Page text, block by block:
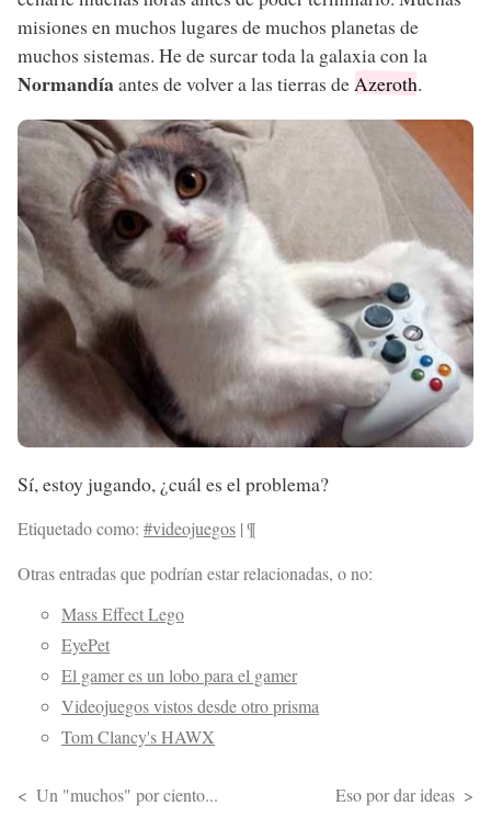
misiones en muchos lugares de muchos planetas de
muchos sistemas. He de surcar toda la galaxia con la
Normandíaantes de volver a las tierras deAzeroth.
Sí, estoy jugando, ¿cuál es el problema?
Etiquetado como: #videojuegos |¶
Otras entradas que podrían estar relacionadas, o no:
Mass Effect Lego
EyePet
El gamer es un lobo para el gamer
Videojuegos vistos desde otro prisma
Tom Clancy's HAWX
Un "muchos" por ciento... Eso por dar ideas